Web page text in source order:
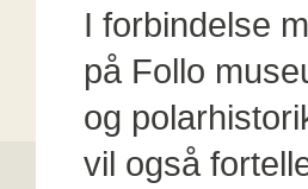
I forbindelse
på Follo
og
vil også